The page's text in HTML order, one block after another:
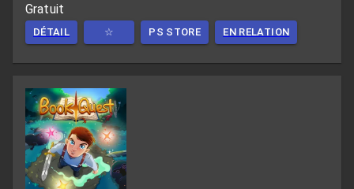
Gratuit
DÉTAIL ☆ PS STORE EN RELATION